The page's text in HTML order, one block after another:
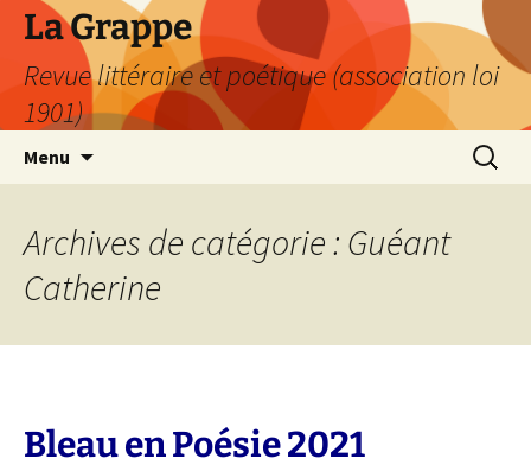
Aller
contenu
La Grappe
Revue littéraire et poétique (association loi
1901)
Menu
Archives de catégorie : Guéant
Catherine
Bleau en Poésie 2021